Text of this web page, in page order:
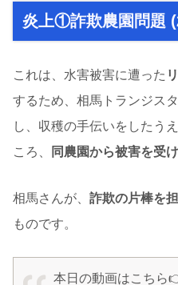
炎上①詐欺農園問題
これは、水害被害に遭った
するため、相馬トランジス
し、収穫の手伝いをしたう
ころ、
同農園から被害を受
相馬さんが、 詐欺の片棒を
ものです。
本日の動画はこちら